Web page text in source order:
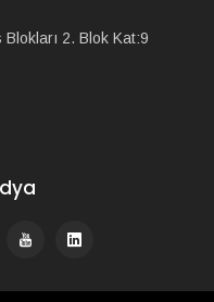
2. Blok Kat:9